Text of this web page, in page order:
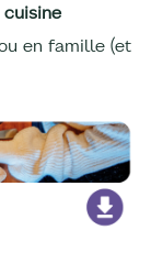
en famille (et